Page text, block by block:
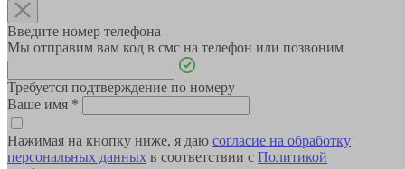
Введите номер телефона
Мы отправим вам код в смс на телефон или позвоним
Требуется подтверждение по номеру
Ваше имя *
Нажимая на кнопку ниже, я даю согласие на обработку
персональных данных в соответствии с Политикой